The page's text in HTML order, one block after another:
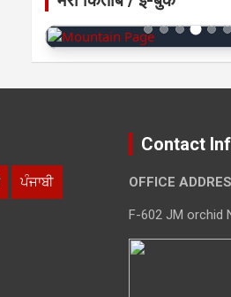
ਪੰਜਾਬੀ
Contact
OFFICE
F-602 JM orchid